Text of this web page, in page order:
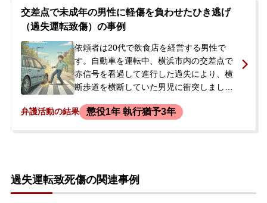
捕され、翌日に釈放されました。警察から
は後日改めて呼び出しを受ける予定となっ
ており、今後の刑事手続きや処分について
大きな不安を抱えていました。前科をつけ
ずに事件を解決したいとの思いから、釈放
後に依頼者のご家族を通じて当事務所へご
相談くださいました。
交差点で未成年の男性に軽傷を負わせたひき逃げ
（過失運転致傷）の事例
依頼者は20代で飲食店を経営する男性で
す。自動車を運転中、横浜市内の交差点で
赤信号を看過して進行した過失により、横
断歩道を横断していた男児に衝突しまし
もかかわらず、救護措置などを講じること
捕されました。依頼者のご両親から、息子
が逮捕されたとのことでご相談をいただき
弁護活動の結果 懲役1年 執行猶予3年
過失運転致死傷の関連事例